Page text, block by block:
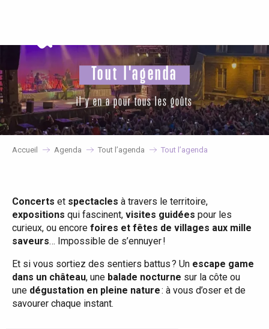
principal
Tout l'agenda
il y en a pour tous les goûts
Accueil Agenda Tout l’agenda Tout l’agenda
Concerts et spectacles à travers le territoire,
expositions qui fascinent, visites guidées pour les
curieux, ou encore foires et fêtes de villages aux mille
saveurs… Impossible de s’ennuyer !
Et si vous sortiez des sentiers battus ? Un escape game
dans un château, une balade nocturne sur la côte ou
une dégustation en pleine nature: à vous d’oser et de
savourer chaque instant.